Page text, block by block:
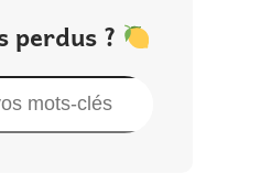
perdus ?